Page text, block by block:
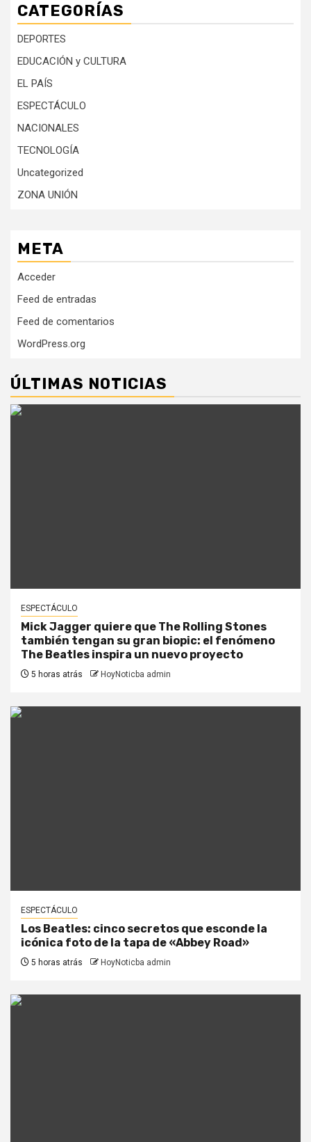
CATEGORÍAS
DEPORTES
EDUCACIÓN y CULTURA
EL PAÍS
ESPECTÁCULO
NACIONALES
TECNOLOGÍA
Uncategorized
ZONA UNIÓN
META
Acceder
Feed de entradas
Feed de comentarios
WordPress.org
ÚLTIMAS NOTICIAS
ESPECTÁCULO
Mick Jagger quiere que The Rolling Stones
también tengan su gran biopic: el fenómeno
The Beatles inspira un nuevo proyecto
5 horas atrás HoyNoticba admin
ESPECTÁCULO
Los Beatles: cinco secretos que esconde la
icónica foto de la tapa de «Abbey Road»
5 horas atrás HoyNoticba admin